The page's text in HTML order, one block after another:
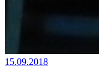
15.09.2018